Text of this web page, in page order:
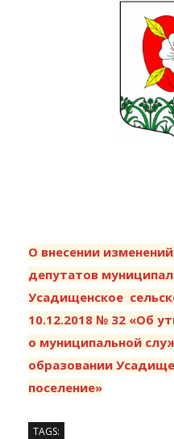
О внесении изменений
депутатов
Усадищенское
10.12.2018 № 32 «Об
о муниципальной
образовании
поселение»
TAGS: